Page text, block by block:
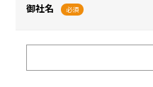
御社名 必須